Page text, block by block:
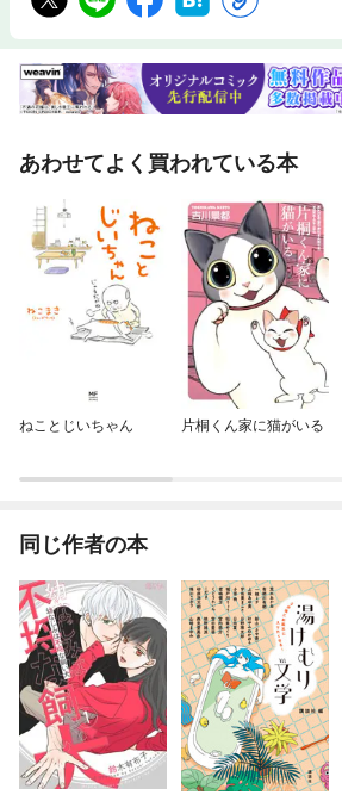
あわせてよく買われている本
ねことじいちゃん 片桐くん家に猫がいる
同じ作者の本